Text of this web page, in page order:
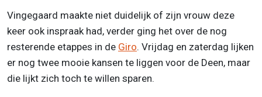
Vingegaard maakte niet duidelijk of zijn vrouw deze
keer ook inspraak had, verder ging het over de nog
resterende etappes in de Giro. Vrijdag en zaterdag lijken
er nog twee mooie kansen te liggen voor de Deen, maar
die lijkt zich toch te willen sparen.